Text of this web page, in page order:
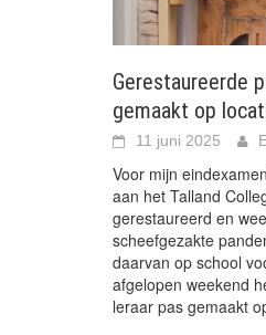
Gerestaureerde
gemaakt op
11 juni 2025
Voor mijn
aan het Talland
gerestaureerd en
scheefgezakte
daarvan op school
afgelopen weekend
leraar pas gemaakt